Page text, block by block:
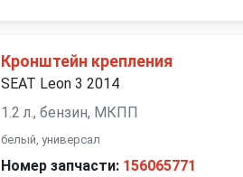
Кронштейн крепления
SEAT Leon 3 2014
1.2 л., бензин, МКПП
белый, универсал
Номер запчасти: 156065771